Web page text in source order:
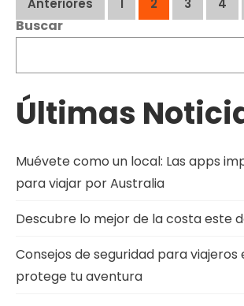
Navegación
de
entradas
Anteriores 1 2 3 4
Buscar
Últimas
Muévete como un local: Las apps
para viajar por Australia
Descubre lo mejor de la costa este
Consejos de seguridad para viajeros
protege tu aventura